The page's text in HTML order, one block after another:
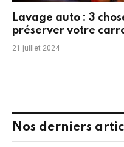
Lavage auto : 3
préserver votre
21 juillet 2024
Nos derniers